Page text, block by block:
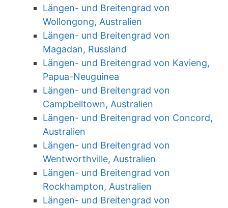
Längen- und Breitengrad von
Wollongong, Australien
Längen- und Breitengrad von
Magadan, Russland
Längen- und Breitengrad von Kavieng,
Papua-Neuguinea
Längen- und Breitengrad von
Campbelltown, Australien
Längen- und Breitengrad von Concord,
Australien
Längen- und Breitengrad von
Wentworthville, Australien
Längen- und Breitengrad von
Rockhampton, Australien
Längen- und Breitengrad von